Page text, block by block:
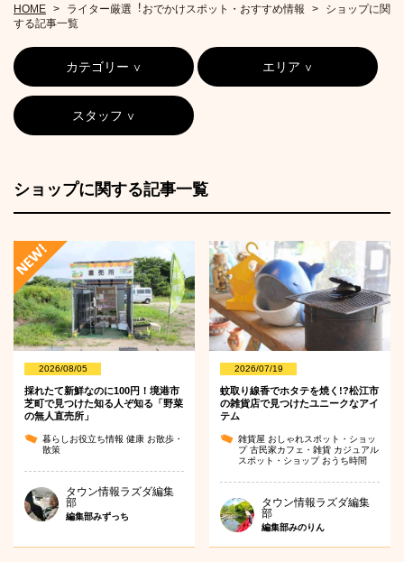
HOME ライター厳選︕おでかけスポット・おすすめ情報
ショップに関
する記事一覧
カテゴリー エリア
スタッフ
ショップに関する記事一覧
2026/08/05
採れたて新鮮なのに100円！境港市
芝町で見つけた知る人ぞ知る「野菜
の無人直売所」
暮らしお役立ち情報 健康 お散歩・
散策
タウン情報ラズダ編集
部
編集部みずっち
2026/07/19
蚊取り線香でホタテを焼く!?松江市
の雑貨店で見つけたユニークなアイ
テム
雑貨屋 おしゃれスポット・ショッ
プ古民家カフェ・雑貨 カジュアル
スポット・ショップ おうち時間
タウン情報ラズダ編集
部
編集部みのりん